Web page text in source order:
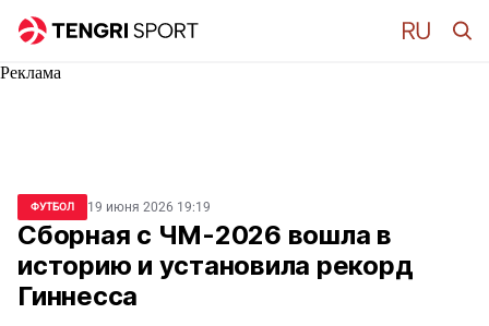
Реклама
ФУТБОЛ 19 июня 2026 19:19
Сборная с ЧМ-2026 вошла в
историю и установила рекорд
Гиннесса